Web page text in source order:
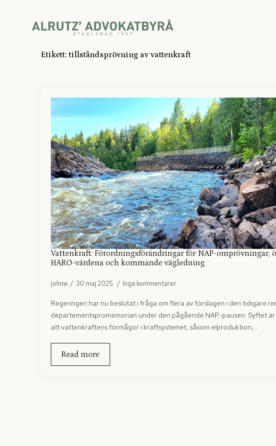
Etikett: tillståndsprövning av vattenkraft
Vattenkraft: Förordningsförändringar för NAP-omprövningar,
HARO-värdena och kommande vägledning
johnw 30 maj 2025 Inga kommentarer
Regeringen har nu beslutat i fråga om flera av förslagen i den tidigare
departementspromemorian under den pågående NAP-pausen. Syftet
att vattenkraftens förmågor i kraftsystemet, såsom elproduktion,…
Read more